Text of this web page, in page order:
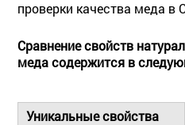
проверки качества меда в
Сравнение свойств
меда содержится в
Уникальные свойства